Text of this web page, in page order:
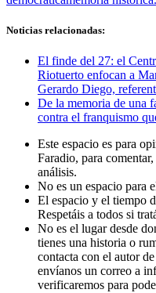
Noticias relacionadas:
El finde del 27: el
Riotuerto enfocan a
Gerardo Diego,
De la memoria de una
contra el franquismo
Este espacio es para
Faradio, para
análisis.
No es un espacio para
El espacio y el tiempo
Respetáis a todos si
No es el lugar desde
tienes una historia o
contacta con el autor
envíanos un correo a
verificaremos para